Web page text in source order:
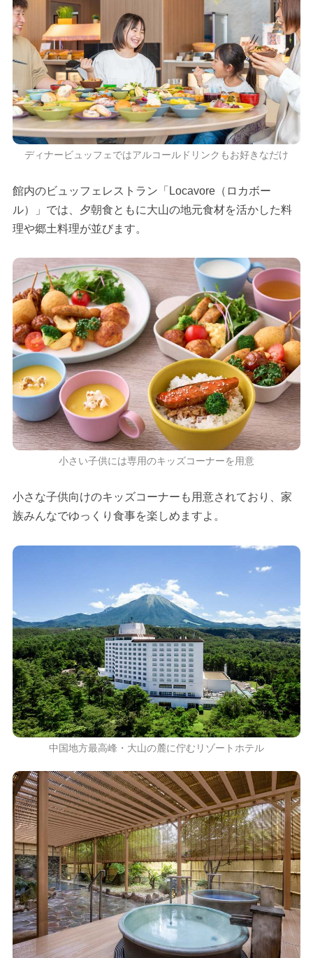
ディナービュッフェではアルコールドリンクもお好きなだけ
館内のビュッフェレストラン「Locavore（ロカボー
ル）」では、夕朝食ともに大山の地元食材を活かした料
理や郷土料理が並びます。
小さい子供には専用のキッズコーナーを用意
小さな子供向けのキッズコーナーも用意されており、家
族みんなでゆっくり食事を楽しめますよ。
中国地方最高峰・大山の麓に佇むリゾートホテル